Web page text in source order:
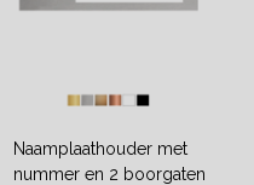
Naamplaathouder met
nummer en 2 boorgaten